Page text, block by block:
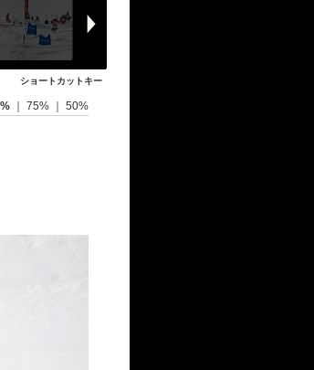
ショートカットキー
75% 50%